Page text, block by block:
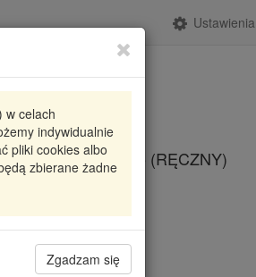
Ustawienia
w celach
indywidualnie
pliki cookies albo
zbierane żadne
Zgadzam się
W123 76-85 (RĘCZNY)